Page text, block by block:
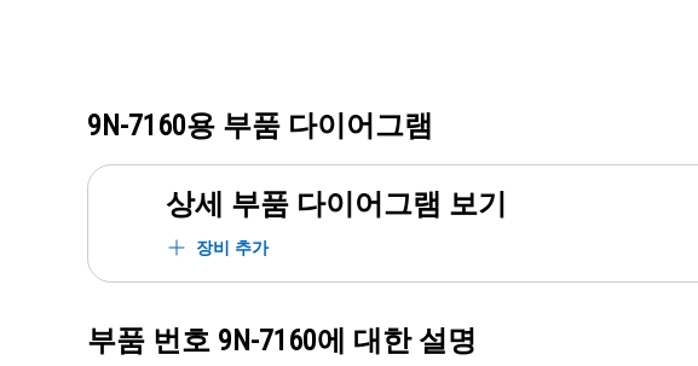
9N-7160용 부품 다이어그램
상세 부품 다이어그램 보기
장비 추가
부품 번호 9N-7160에 대한 설명